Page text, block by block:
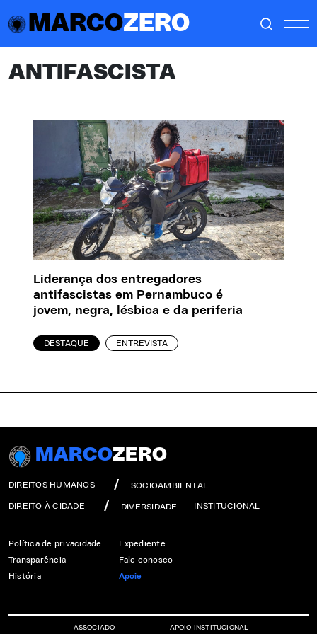
MARCOZERO
ANTIFASCISTA
Liderança dos entregadores
antifascistas em Pernambuco é
jovem, negra, lésbica e da periferia
DESTAQUE ENTREVISTA
MARCOZERO
DIREITOS HUMANOS SOCIOAMBIENTAL
DIREITO À CIDADE DIVERSIDADE INSTITUCIONAL
Política de privacidade
Transparência
História
Expediente
Fale conosco
Apoie
ASSOCIADO APOIO INSTITUCIONAL